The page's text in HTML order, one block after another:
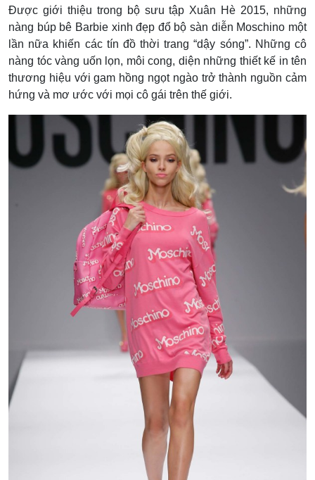
Được giới thiệu trong bộ sưu tập Xuân Hè 2015, những
nàng búp bê Barbie xinh đẹp đổ bộ sàn diễn Moschino một
lần nữa khiến các tín đồ thời trang “dậy sóng”. Những cô
nàng tóc vàng uốn lọn, môi cong, diện những thiết kế in tên
thương hiệu với gam hồng ngọt ngào trở thành nguồn cảm
hứng và mơ ước với mọi cô gái trên thế giới.